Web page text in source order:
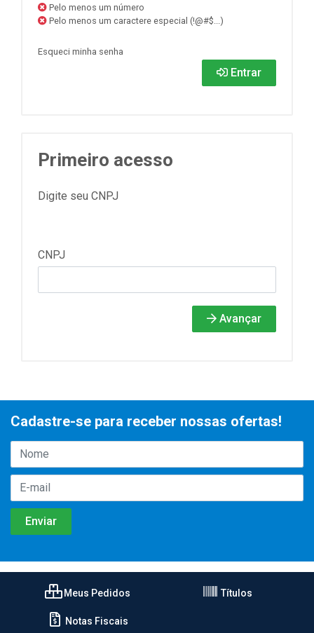
Pelo menos um número
Pelo menos um caractere especial (!@#$...)
Esqueci minha senha
Entrar
Primeiro acesso
Digite seu CNPJ
CNPJ
Avançar
Cadastre-se para receber nossas ofertas!
Meus Pedidos Títulos
Notas Fiscais